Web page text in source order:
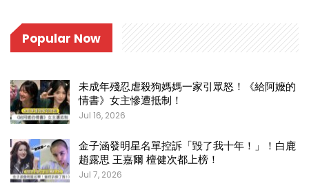
Popular Now
未成年殘忍虐殺狗媽媽一家引眾怒！《給阿嬤的
情書》女主慘遭抵制！
Jul 16, 2026
金子涵發明星名單控訴「毀了我十年！」！白鹿
趙露思 王嘉爾 檀健次都上榜！
Jul 7, 2026